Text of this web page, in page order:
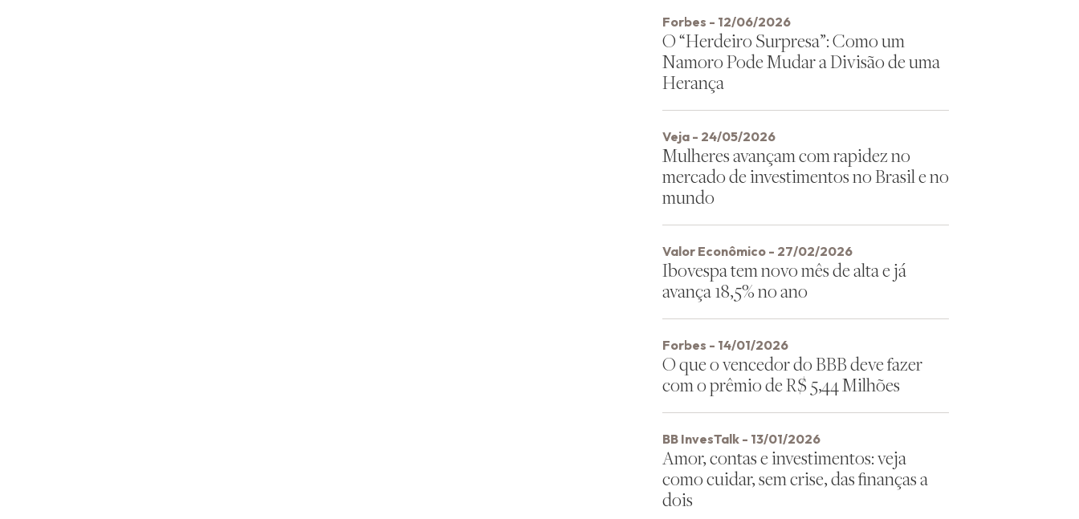
Forbes - 12/06/2026
O “Herdeiro Surpresa”: Como um
Namoro Pode Mudar a Divisão de uma
Herança
Veja - 24/05/2026
Mulheres avançam com rapidez no
mercado de investimentos no Brasil e no
mundo
Valor Econômico - 27/02/2026
Ibovespa tem novo mês de alta e já
avança 18,5% no ano
Forbes - 14/01/2026
O que o vencedor do BBB deve fazer
com o prêmio de R$ 5,44 Milhões
BB InvesTalk - 13/01/2026
Amor, contas e investimentos: veja
como cuidar, sem crise, das finanças a
dois